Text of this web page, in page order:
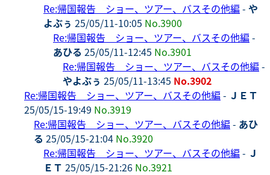
Re:帰国報告 ショー、ツアー、バスその他編 - や
よぶぅ 25/05/11-10:05 No.3900
Re:帰国報告 ショー、ツアー、バスその他編 -
あひる 25/05/11-12:45 No.3901
Re:帰国報告 ショー、ツアー、バスその他編 -
やよぶぅ 25/05/11-13:45 No.3902
Re:帰国報告 ショー、ツアー、バスその他編 - ＪＥＴ
25/05/15-19:49 No.3919
Re:帰国報告 ショー、ツアー、バスその他編 - あひ
る 25/05/15-21:04 No.3920
Re:帰国報告 ショー、ツアー、バスその他編 - Ｊ
ＥＴ 25/05/15-21:26 No.3921